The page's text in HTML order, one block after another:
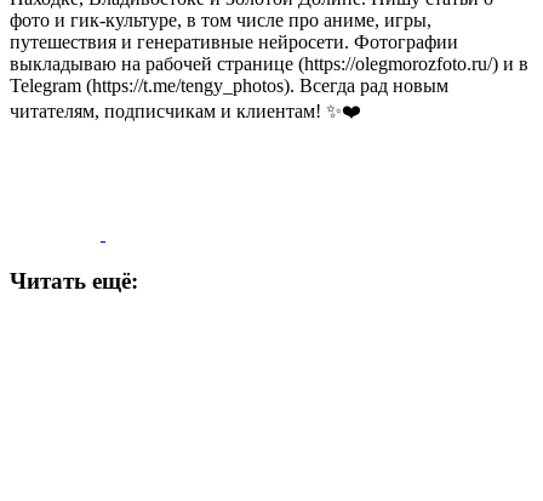
фото и гик-культуре, в том числе про аниме, игры,
путешествия и генеративные нейросети. Фотографии
выкладываю на рабочей странице (https://olegmorozfoto.ru/) и в
Telegram (https://t.me/tengy_photos). Всегда рад новым
читателям, подписчикам и клиентам! ✨❤️
Читать ещё: